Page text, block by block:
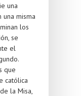
una
misma
los
se
el
que
católica
la Misa,